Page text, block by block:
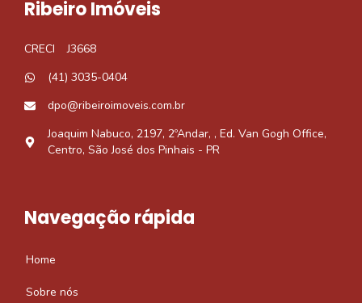
Ribeiro Imóveis
CRECI
J3668
(41) 3035-0404
dpo@ribeiroimoveis.com.br
Joaquim Nabuco, 2197, 2ºAndar, , Ed. Van Gogh Office,
Centro, São José dos Pinhais - PR
Navegação rápida
Home
Sobre nós